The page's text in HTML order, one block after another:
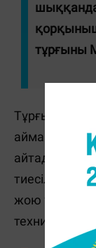
шыққанда
тұрғыны
Тұрғындар
аймақ жыл
айтады.
тиесілі
жою үшін
техникалар